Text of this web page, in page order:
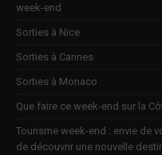
week-end
Sorties à Nice
Sorties à Cannes
Sorties à Monaco
Que faire ce week-end sur la
Tourisme week-end : envie de
de découvrir une nouvelle